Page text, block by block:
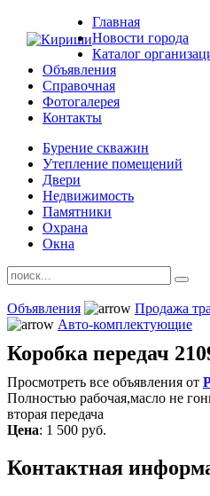
Главная
Новости города
Каталог
Объявления
Справочная
Фотогалерея
Контакты
Бурение скважин
Утепление помещений
Двери
Недвижимость
Памятники
Охрана
Окна
Объявления
Продажа
Авто-комплектующие
Коробка передач
Просмотреть все объявления от
Полностью рабочая,масло не
вторая передача
Цена: 1 500 руб.
Контактная